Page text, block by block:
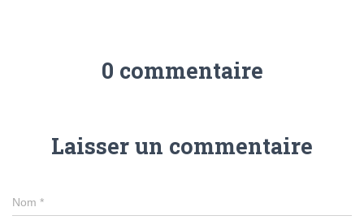
0 commentaire
Laisser un commentaire
Nom *